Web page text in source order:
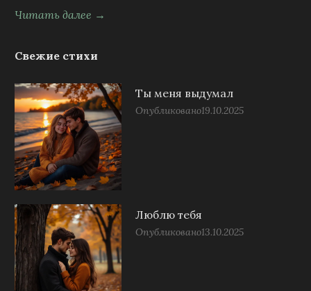
Читать далее →
Свежие стихи
Ты меня выдумал
Опубликовано19.10.2025
Люблю тебя
Опубликовано13.10.2025